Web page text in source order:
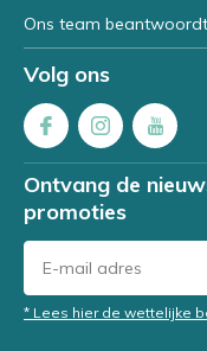
Ons team
Volg ons
Ontvang de
promoties
* Lees hier de wettelijke